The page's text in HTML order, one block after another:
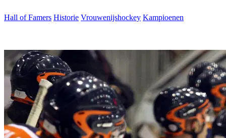
Hall of Famers Historie Vrouwenijshockey Kampioenen